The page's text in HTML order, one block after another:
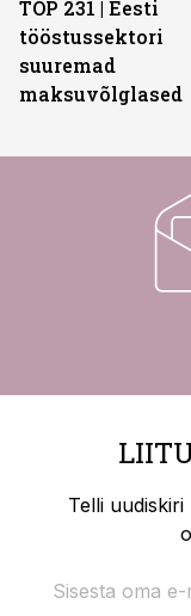
TOP 231 | Eesti
tööstussektori
suuremad
maksuvõlglased
Telli